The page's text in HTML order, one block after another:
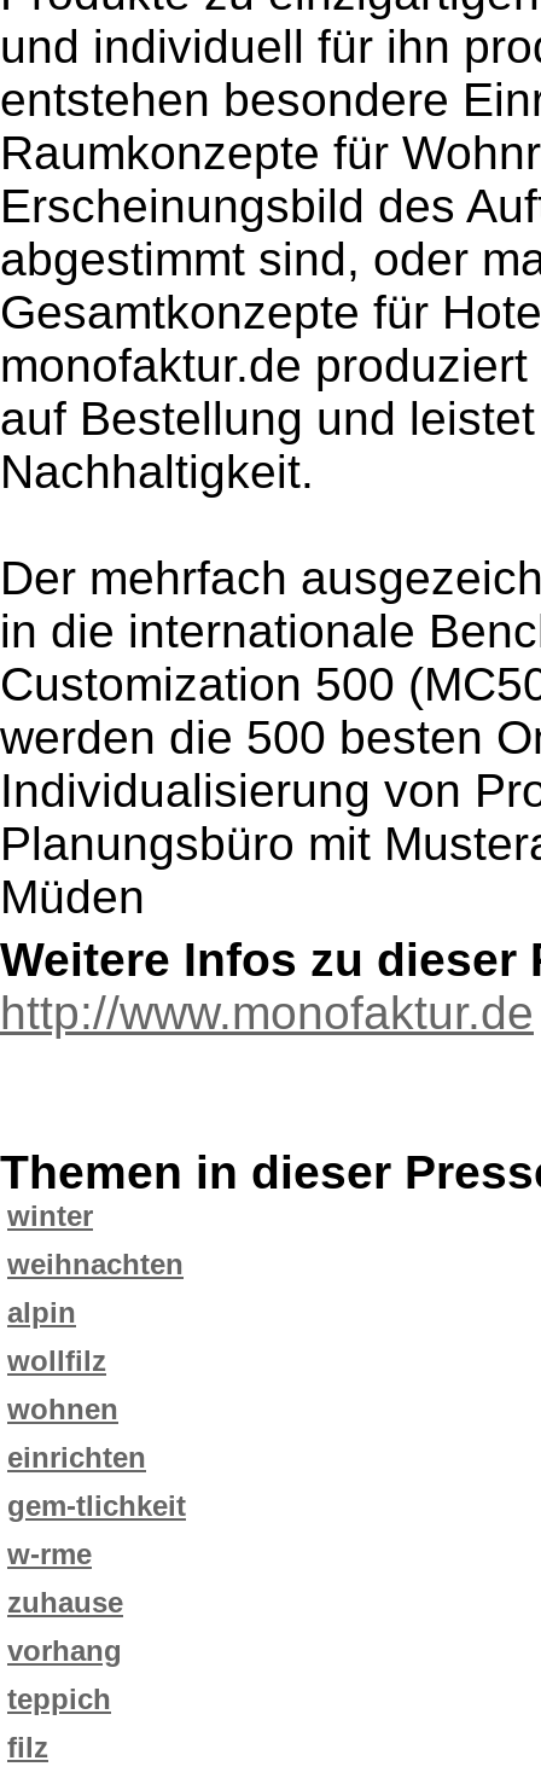
und individuell für ihn
entstehen besondere
Raumkonzepte für
Erscheinungsbild des
abgestimmt sind, oder
Gesamtkonzepte für
monofaktur.de
auf Bestellung und
Nachhaltigkeit.
Der mehrfach
in die internationale
Customization 500
werden die 500 besten
Individualisierung von
Planungsbüro mit
Müden
Weitere Infos zu dieser
http://www.monofaktur.de
Themen in dieser
winter
weihnachten
alpin
wollfilz
wohnen
einrichten
gem-tlichkeit
w-rme
zuhause
vorhang
teppich
filz